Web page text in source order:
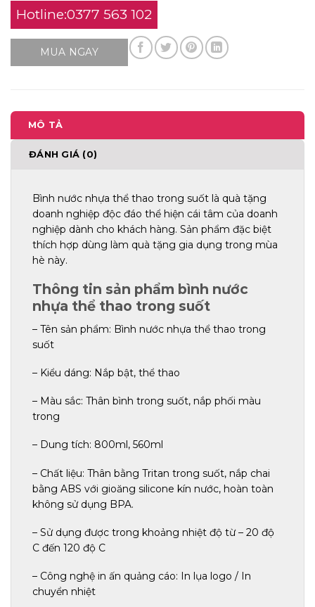
Hotline:0377 563 102
MUA NGAY
MÔ TẢ
ĐÁNH GIÁ (0)
Bình nước nhựa thể thao trong suốt là quà tặng
doanh nghiệp độc đáo thể hiện cái tâm của doanh
nghiệp dành cho khách hàng. Sản phẩm đặc biệt
thích hợp dùng làm quà tặng gia dụng trong mùa
hè này.
Thông tin sản phẩm bình nước
nhựa thể thao trong suốt
– Tên sản phẩm: Bình nước nhựa thể thao trong
suốt
– Kiểu dáng: Nắp bật, thể thao
– Màu sắc: Thân bình trong suốt, nắp phối màu
trong
– Dung tích: 800ml, 560ml
– Chất liệu: Thân bằng Tritan trong suốt, nắp chai
bằng ABS với gioăng silicone kín nước, hoàn toàn
không sử dụng BPA.
– Sử dụng được trong khoảng nhiệt độ từ – 20 độ
C đến 120 độ C
– Công nghệ in ấn quảng cáo: In lụa logo / In
chuyển nhiệt